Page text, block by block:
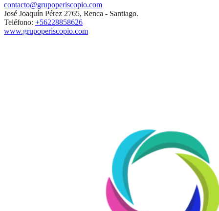
contacto@grupoperiscopio.com
José Joaquín Pérez 2765, Renca - Santiago.
Teléfono: +56228858626
www.grupoperiscopio.com